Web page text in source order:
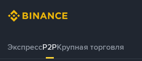
ЭкспрессP2PКрупная торговля